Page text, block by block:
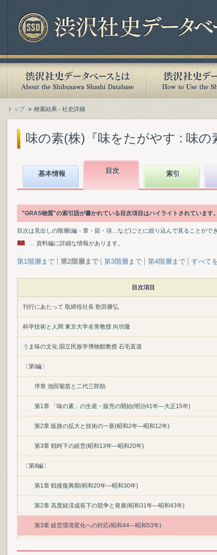
トップ 検索結果 - 社史詳細
味の素(株)『味をたがやす : 味の
基本情報 目次 索引
"GRAS物質"の索引語が書かれている目次項目はハイライトされています
目次は見出しの階層(編・章・節・項…など)ごとに絞り込んで見ることがで
… 資料編に詳細な情報があります。
第1階層まで 第2階層まで 第3階層まで 第4階層まで すべて
目次項目
刊行にあたって 取締役社長 歌田勝弘
科学技術と人間 東京大学名誉教授 向坊隆
うま味の文化 国立民族学博物館教授 石毛直道
〔第I編〕
序章 池田菊苗と二代三郎助
第1章 「味の素」の生産・販売の開始(明治41年―大正15年)
第2章 販路の拡大と技術の一新(昭和2年―昭和12年)
第3章 戦時下の経営(昭和13年―昭和20年)
〔第II編〕
第1章 戦後復興期(昭和20年―昭和30年)
第2章 高度経済成長下の競争と発展(昭和31年―昭和43年)
第3章 経営環境変化への対応(昭和44―昭和53年)